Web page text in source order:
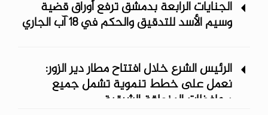
الجنايات الرابعة بدمشق ترفع أوراق قضية
وسيم الأسد للتدقيق والحكم في 18 آب الجاري
الرئيس الشرع خلال افتتاح مطار دير الزور:
نعمل على خطط تنموية تشمل جميع
محافظات المنطقة الشرقية